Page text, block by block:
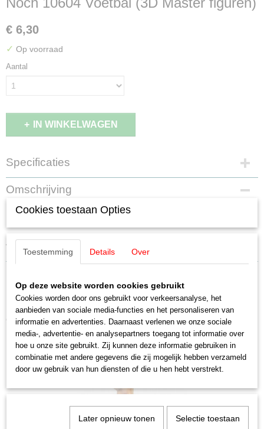
€ 6,30
✓ Op voorraad
Aantal
IN WINKELWAGEN
Specificaties
EAN code
4007246106042
Productcode leverancier
Omschrijving
Noch 10604 Voetbal (3D Master
figuren)
Ook interessant
Cookies toestaan Opties
Toestemming Details Over
Op deze website worden cookies gebruikt
Cookies worden door ons gebruikt voor verkeersanalyse, het
aanbieden van sociale media-functies en het personaliseren van
informatie en advertenties. Daarnaast verlenen we onze sociale
media-, advertentie- en analysepartners toegang tot informatie over
hoe u onze site gebruikt. Zij kunnen deze informatie gebruiken in
combinatie met andere gegevens die zij mogelijk hebben verzameld
door uw gebruik van hun diensten of die u hen hebt verstrekt.
Later opnieuw tonen Selectie toestaan